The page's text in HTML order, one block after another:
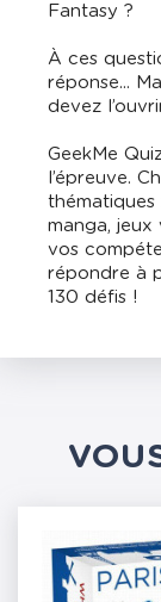
Fantasy ?
À ces
réponse...
devez
GeekMe
l’épreuve.
thématiques
manga, jeux
vos
répondre à
130 défis !